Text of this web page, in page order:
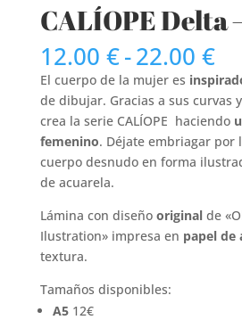
CALÍOPE Delta
12.00 €-22.00 €
de
El cuerpo de la mujer es
de dibujar. Gracias a sus curvas
crea la serie CALÍOPE haciendo
femenino. Déjate embriagar por
cuerpo desnudo en forma
de acuarela.
Lámina con diseño originalde
Ilustration» impresa en papel de
textura.
Tamaños disponibles:
A512€